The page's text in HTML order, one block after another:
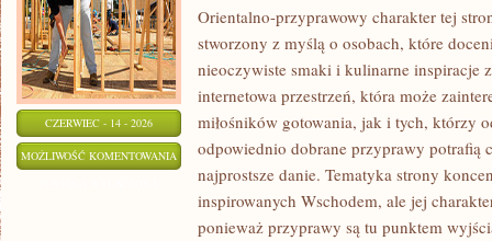
CZERWIEC - 14 - 2026
MOŻLIWOŚĆ KOMENTOWANIA PERFUMY
DAMSKIE
Orientalno-przyprawowy charakter tej
stworzony z myślą o osobach, które
nieoczywiste smaki i kulinarne inspiracje
internetowa przestrzeń, która może
miłośników gotowania, jak i tych, którzy
odpowiednio dobrane przyprawy potrafią
najprostsze danie. Tematyka strony
inspirowanych Wschodem, ale jej
ponieważ przyprawy są tu punktem